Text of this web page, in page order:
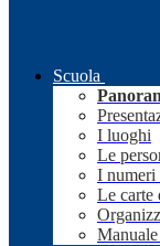
Scuola
I luoghi
Le
I numeri
Le carte